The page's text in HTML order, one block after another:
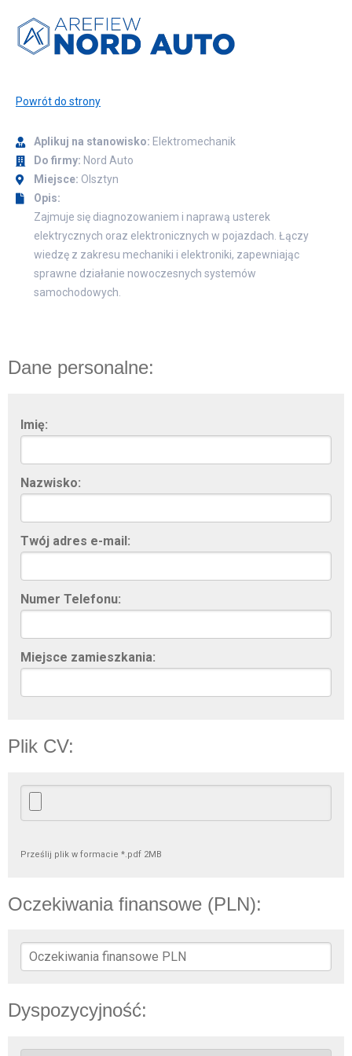
Powrót do strony
Aplikuj na stanowisko: Elektromechanik
Do firmy: Nord Auto
Miejsce: Olsztyn
Opis:
Zajmuje się diagnozowaniem i naprawą usterek
elektrycznych oraz elektronicznych w pojazdach. Łączy
wiedzę z zakresu mechaniki i elektroniki, zapewniając
sprawne działanie nowoczesnych systemów
samochodowych.
Dane personalne:
Imię:
Nazwisko:
Twój adres e-mail:
Numer Telefonu:
Miejsce zamieszkania:
Plik CV:
Prześlij plik w formacie *.pdf 2MB
Oczekiwania finansowe (PLN):
Dyspozycyjność: